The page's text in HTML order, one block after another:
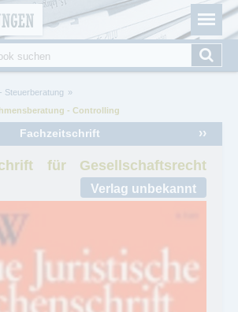
- Das unabhängige Portal für
& eBooks
Steuerberatung
- Controlling
Fachzeitschrift ››
für Gesellschaftsrecht